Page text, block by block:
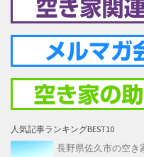
人気記事ランキングBEST10
長野県佐久市の空き